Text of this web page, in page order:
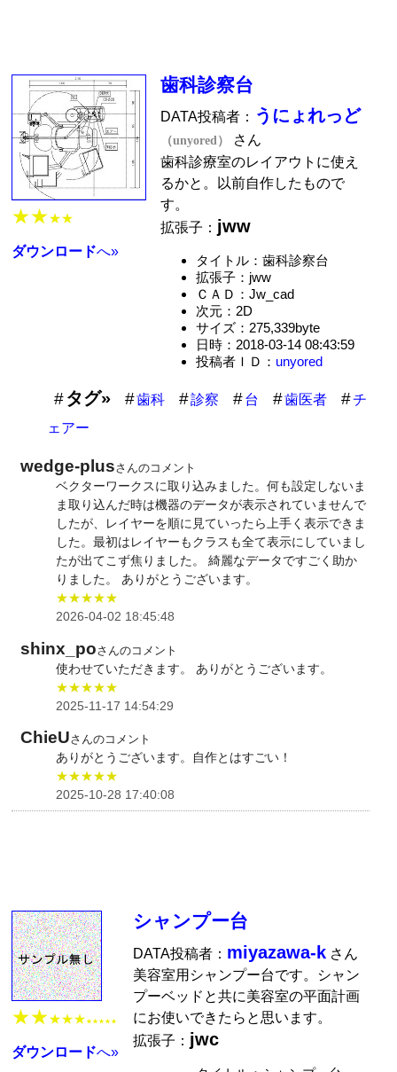
★★★★
ダウンロードへ»
歯科診察台
DATA投稿者： うにょれっど
（unyored）
さん
歯科診療室のレイアウトに使え
るかと。以前自作したもので
す。
拡張子： jww
タイトル：歯科診察台
拡張子：jww
ＣＡＤ：Jw_cad
次元：2D
サイズ：275,339byte
日時：2018-03-14 08:43:59
投稿者ＩＤ： unyored
タグ» 歯科 診察 台 歯医者
チ
ェアー
wedge-plusさんのコメント
ベクターワークスに取り込みました。何も設定しないま
ま取り込んだ時は機器のデータが表示されていませんで
したが、レイヤーを順に見ていったら上手く表示できま
した。最初はレイヤーもクラスも全て表示にしていまし
たが出てこず焦りました。 綺麗なデータですごく助か
りました。 ありがとうございます。
★★★★★
2026-04-02 18:45:48
shinx_poさんのコメント
使わせていただきます。 ありがとうございます。
★★★★★
2025-11-17 14:54:29
ChieUさんのコメント
ありがとうございます。自作とはすごい！
★★★★★
2025-10-28 17:40:08
★★★★★ ★★★★★
ダウンロードへ»
シャンプー台
DATA投稿者： miyazawa-k さん
美容室用シャンプー台です。シャン
プーベッドと共に美容室の平面計画
にお使いできたらと思います。
拡張子： jwc